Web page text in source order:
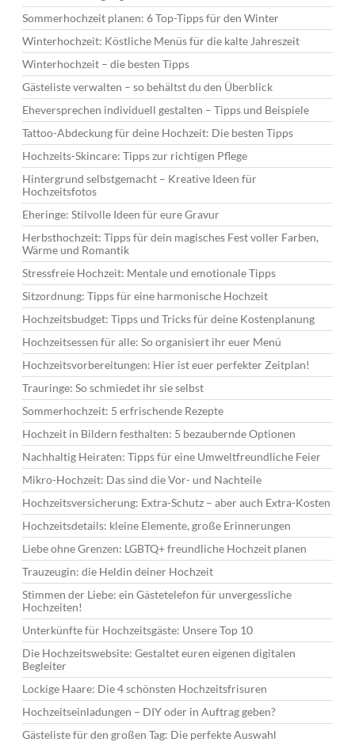
Sommerhochzeit planen: 6 Top-Tipps für den Winter
Winterhochzeit: Köstliche Menüs für die kalte Jahreszeit
Winterhochzeit – die besten Tipps
Gästeliste verwalten – so behältst du den Überblick
Eheversprechen individuell gestalten – Tipps und Beispiele
Tattoo-Abdeckung für deine Hochzeit: Die besten Tipps
Hochzeits-Skincare: Tipps zur richtigen Pflege
Hintergrund selbstgemacht – Kreative Ideen für
Hochzeitsfotos
Eheringe: Stilvolle Ideen für eure Gravur
Herbsthochzeit: Tipps für dein magisches Fest voller Farben,
Wärme und Romantik
Stressfreie Hochzeit: Mentale und emotionale Tipps
Sitzordnung: Tipps für eine harmonische Hochzeit
Hochzeitsbudget: Tipps und Tricks für deine Kostenplanung
Hochzeitsessen für alle: So organisiert ihr euer Menü
Hochzeitsvorbereitungen: Hier ist euer perfekter Zeitplan!
Trauringe: So schmiedet ihr sie selbst
Sommerhochzeit: 5 erfrischende Rezepte
Hochzeit in Bildern festhalten: 5 bezaubernde Optionen
Nachhaltig Heiraten: Tipps für eine Umweltfreundliche Feier
Mikro-Hochzeit: Das sind die Vor- und Nachteile
Hochzeitsversicherung: Extra-Schutz – aber auch Extra-Kosten
Hochzeitsdetails: kleine Elemente, große Erinnerungen
Liebe ohne Grenzen: LGBTQ+ freundliche Hochzeit planen
Trauzeugin: die Heldin deiner Hochzeit
Stimmen der Liebe: ein Gästetelefon für unvergessliche
Hochzeiten!
Unterkünfte für Hochzeitsgäste: Unsere Top 10
Die Hochzeitswebsite: Gestaltet euren eigenen digitalen
Begleiter
Lockige Haare: Die 4 schönsten Hochzeitsfrisuren
Hochzeitseinladungen – DIY oder in Auftrag geben?
Gästeliste für den großen Tag: Die perfekte Auswahl